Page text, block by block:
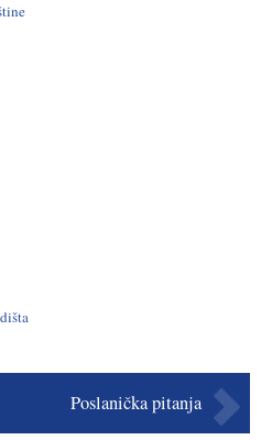
Poslanička pitanja